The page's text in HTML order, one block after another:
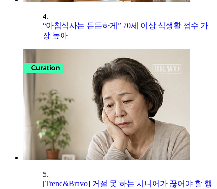
4.
“아침식사는 든든하게” 70세 이상 식생활 점수 가
장 높아
5.
[Trend&Bravo] 거절 못 하는 시니어가 끊어야 할 행